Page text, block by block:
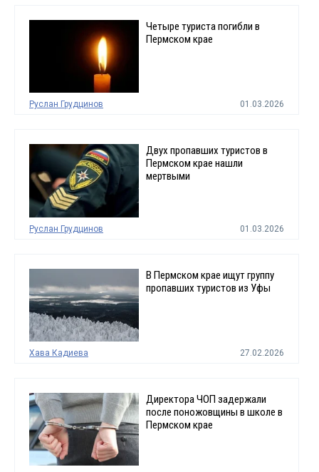
Четыре туриста погибли в
Пермском крае
Руслан Грудцинов 01.03.2026
Двух пропавших туристов в
Пермском крае нашли
мертвыми
Руслан Грудцинов 01.03.2026
В Пермском крае ищут группу
пропавших туристов из Уфы
Хава Кадиева 27.02.2026
Директора ЧОП задержали
после поножовщины в школе в
Пермском крае